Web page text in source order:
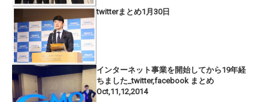
twitterまとめ1月30日
インターネット事業を開始してから19年経
ちました_twitter,facebook まとめ
Oct,11,12,2014